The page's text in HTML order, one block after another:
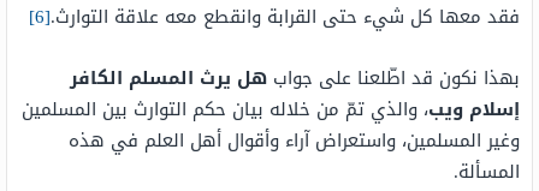
فقد معها كل شيء حتى القرابة وانقطع معه علاقة التوارث.[6]
بهذا نكون قد اطّلعنا على جواب هل يرث المسلم الكافر
إسلام ويب، والذي تمّ من خلاله بيان حكم التوارث بين المسلمين
وغير المسلمين، واستعراض آراء وأقوال أهل العلم في هذه
المسألة.